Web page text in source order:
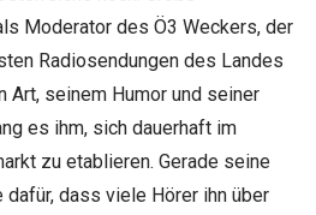
Moderator des Ö3 Weckers, der
Radiosendungen des Landes
Art, seinem Humor und seiner
es ihm, sich dauerhaft im
zu etablieren. Gerade seine
dass viele Hörer ihn über